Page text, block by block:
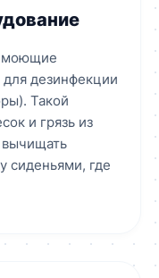
моющие
дезинфекции
Такой
и грязь из
вычищать
сиденьями, где